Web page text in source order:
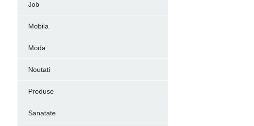
Job
Mobila
Moda
Noutati
Produse
Sanatate